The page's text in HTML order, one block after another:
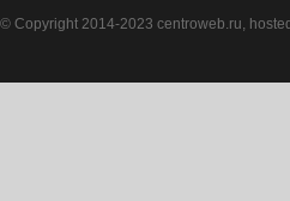
© Copyright 2014-2023 centroweb.ru,